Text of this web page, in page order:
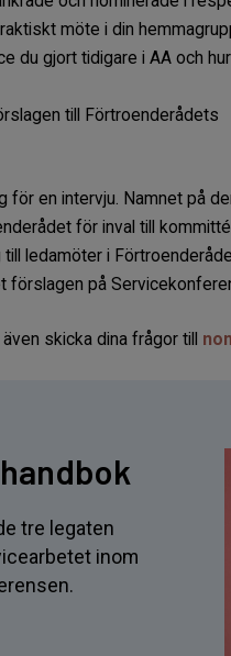
möte i din
du gjort tidigare i AA och
till Förtroenderådets
en intervju. Namnet på
för inval till
ledamöter i
förslagen på
skicka dina frågor till
tre legaten
inom